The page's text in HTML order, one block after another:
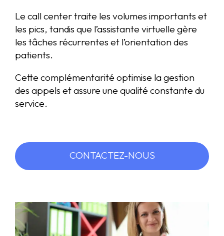
Le call center traite les volumes importants et
les pics, tandis que l’assistante virtuelle gère
les tâches récurrentes et l’orientation des
patients.
Cette complémentarité optimise la gestion
des appels et assure une qualité constante du
service.
CONTACTEZ-NOUS